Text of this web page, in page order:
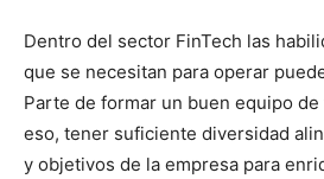
Dentro del sector FinTech las
que se necesitan para operar
Parte de formar un buen equipo de
eso, tener suficiente diversidad
y objetivos de la empresa para